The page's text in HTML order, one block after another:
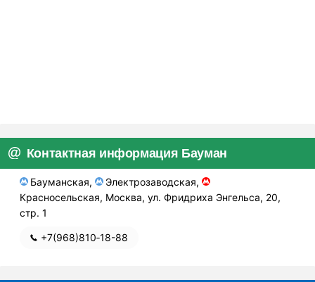
Контактная информация Бауман
Бауманская,
Электрозаводская,
Красносельская, Москва, ул. Фридриха Энгельса, 20,
стр. 1
+7(968)810‑18-88